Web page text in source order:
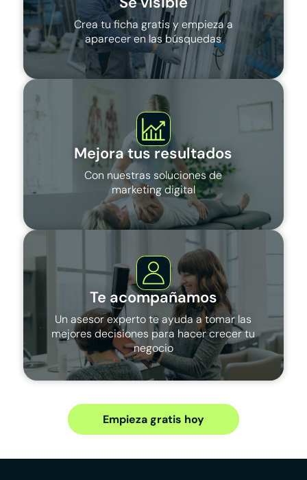
Crea tu ficha gratis y empieza a
aparecer en las búsquedas
Mejora tus resultados
Con nuestras soluciones de
marketing digital
Te acompañamos
Un asesor experto te ayuda a tomar las
mejores decisiones para hacer crecer tu
negocio
Empieza gratis hoy